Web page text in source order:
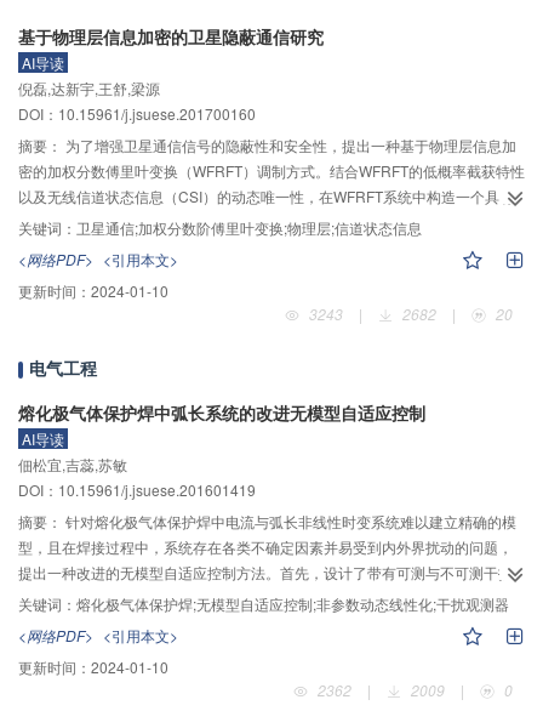
基于物理层信息加密的卫星隐蔽通信研究
AI导读
倪磊,达新宇,王舒,梁源
DOI：10.15961/j.jsuese.201700160
摘要： 为了增强卫星通信信号的隐蔽性和安全性，提出一种基于物理层信息加
密的加权分数傅里叶变换（WFRFT）调制方式。结合WFRFT的低概率截获特性
以及无线信道状态信息（CSI）的动态唯一性，在WFRFT系统中构造一个具有
加密性质的酉矩阵，克服了传统WFRFT方法的不足，增加了信号处理的多样
性。加密酉矩阵的生成利用了卫星通信系统的物理层信道特征，合法通信双方
通过约定方式将合法信道的CSI转化为相位旋转因子，并以此为密钥完成对传输
信号的加密和解调。仿真结果表明，经酉矩阵加密后的卫星信号在保持原
WFRFT信号统计特性的基础上具有更复杂的星座分布，窃听者的误码率始终保
关键词： 卫星通信;加权分数阶傅里叶变换;物理层;信道状态信息
<网络PDF> <引用本文>
更新时间： 2024-01-10
3243
| 2682 | 20
电气工程
熔化极气体保护焊中弧长系统的改进无模型自适应控制
AI导读
佃松宜,吉蕊,苏敏
DOI：10.15961/j.jsuese.201601419
摘要： 针对熔化极气体保护焊中电流与弧长非线性时变系统难以建立精确的模
型，且在焊接过程中，系统存在各类不确定因素并易受到内外界扰动的问题，
提出一种改进的无模型自适应控制方法。首先，设计了带有可测与不可测干扰
以及不确定因素的动态线性化泛模型，采用参数估计算法在线估计伪偏导数，
引入干扰观测器实时补偿逼近内外界扰动和不确定因素；进而，通过构建准则
函数设计出弧长系统的控制律通，在此基础上，得到改进的无模型自适应控制
方案；最后，证明了该方法的鲁棒稳定性。仿真结果表明：与现有无模型自适
应控制方案相比，所提出方法具有良好的跟踪性能和更快的响应速度；当焊接
关键词： 熔化极气体保护焊;无模型自适应控制;非参数动态线性化;干扰观测器
<网络PDF> <引用本文>
更新时间： 2024-01-10
2362
| 2009 | 0